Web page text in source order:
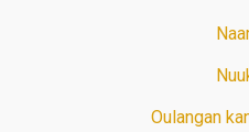
Oulangan